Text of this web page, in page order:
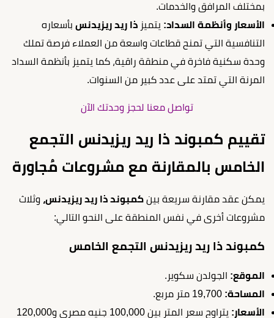
بمختلف المرافق والخدمات.
الأسعار وأنظمة السداد: يتميز ذا ريد ريزيدنس بأسعاره
التنافسية التي تمنح قطاعات واسعة من العملاء فرصة تملك
وحدة سكنية فاخرة في منطقة راقية، كما يتميز بأنظمة السداد
المرنة التي تمتد على عدد كبير من السنوات.
تواصل معنا لحجز وحدتك الآن
تقييم كمبوند ذا ريد ريزيدنس التجمع
الخامس بالمقارنة مع مشروعات مُجاورة
يمكن عقد مقارنة سريعة بين كمبوند ذا ريد ريزيدنس، وثلاث
مشروعات أخرى في نفس المنطقة على النحو التالي:
كمبوند ذا ريد ريزيدنس التجمع الخامس
الموقع: الجولدن سكوير.
المساحة:
الأسعار:
يتراوح سعر المتر بين 100,000 جنيه مصري و120,000